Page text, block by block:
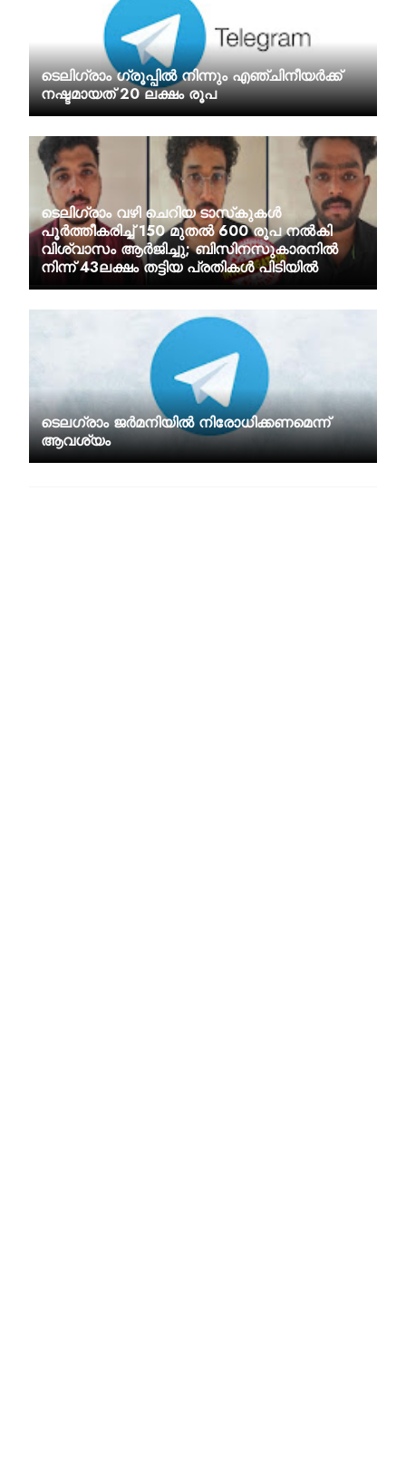
ടെലിഗ്രാം ഗ്രൂപ്പില്‍ നിന്നും എഞ്ചിനീയര്‍ക്ക്
നഷ്ടമായത് 20 ലക്ഷം രൂപ
ടെലിഗ്രാം വഴി ചെറിയ ടാസ്‌കുകൾ
പൂർത്തീകരിച്ച് 150 മുതൽ 600 രൂപ നൽകി
വിശ്വാസം ആർജിച്ചു; ബിസിനസുകാരനിൽ
നിന്ന് 43ലക്ഷം തട്ടിയ പ്രതികൾ പിടിയിൽ
ടെലഗ്രാം ജർമനിയിൽ നിരോധിക്കണമെന്ന്​
ആവശ്യം